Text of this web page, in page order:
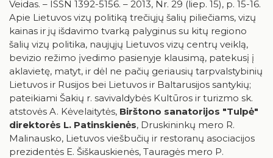
Veidas. – ISSN 1392-5156. – 2013, Nr. 29 (liep. 15), p. 15-16.
Apie Lietuvos vizų politiką trečiųjų šalių piliečiams, vizų
kainas ir jų išdavimo tvarką palyginus su kitų regiono
šalių vizų politika, naujųjų Lietuvos vizų centrų veiklą,
bevizio režimo įvedimo pasienyje klausimą, patekusį į
aklavietę, matyt, ir dėl ne pačių geriausių tarpvalstybinių
Lietuvos ir Rusijos bei Lietuvos ir Baltarusijos santykių;
pateikiami Šakių r. savivaldybės Kultūros ir turizmo sk.
atstovės A. Kėvelaitytės, Birštono sanatorijos "Tulpė"
direktorės L. Patinskienės, Druskininkų mero R.
Malinausko, Lietuvos viešbučių ir restoranų asociacijos
prezidentės E. Šiškauskienės, Tauragės mero P.